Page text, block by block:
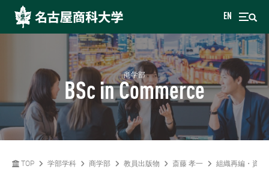
EN
商学部
BSc in Commerce
TOP 学部学科 商学部 教員出版物 斎藤 孝一 組織再編・資本